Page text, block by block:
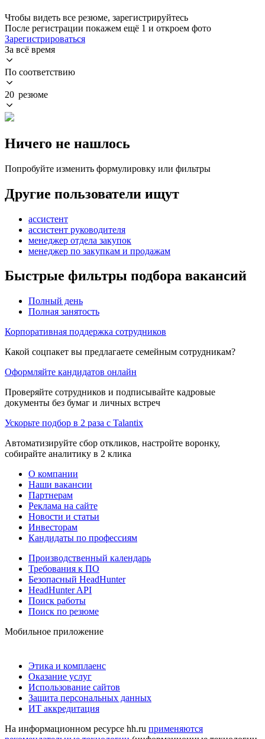
Чтобы видеть все резюме, зарегистрируйтесь
После регистрации покажем ещё 1 и откроем фото
Зарегистрироваться
За всё время
По соответствию
20 резюме
Ничего не нашлось
Попробуйте изменить формулировку или фильтры
Другие пользователи ищут
ассистент
ассистент руководителя
менеджер отдела закупок
менеджер по закупкам и продажам
Быстрые фильтры подбора вакансий
Полный день
Полная занятость
Корпоративная поддержка сотрудников
Какой соцпакет вы предлагаете семейным сотрудникам?
Оформляйте кандидатов онлайн
Проверяйте сотрудников и подписывайте кадровые
документы без бумаг и личных встреч
Ускорьте подбор в 2 раза с Talantix
Автоматизируйте сбор откликов, настройте воронку,
собирайте аналитику в 2 клика
О компании
Наши вакансии
Партнерам
Реклама на сайте
Новости и статьи
Инвесторам
Кандидаты по профессиям
Производственный календарь
Требования к ПО
Безопасный HeadHunter
HeadHunter API
Поиск работы
Поиск по резюме
Мобильное приложение
Этика и комплаенс
Оказание услуг
Использование сайтов
Защита персональных данных
ИТ аккредитация
На информационном ресурсе hh.ru применяются